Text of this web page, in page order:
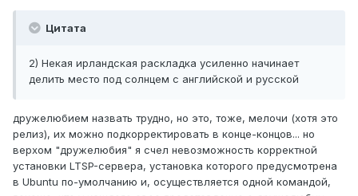
Цитата
2) Некая ирландская раскладка усиленно начинает
делить место под солнцем с английской и русской
дружелюбием назвать трудно, но это, тоже, мелочи (хотя это
релиз), их можно подкорректировать в конце-концов... но
верхом "дружелюбия" я счел невозможность корректной
установки LTSP-сервера, установка которого предусмотрена
в Ubuntu по-умолчанию и, осуществляется одной командой,